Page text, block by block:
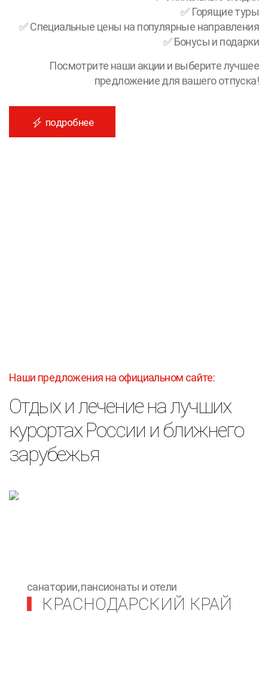
✅ Горящие туры
✅ Специальные цены на популярные направления
✅ Бонусы и подарки
Посмотрите наши акции и выберите лучшее
предложение для вашего отпуска!
подробнее
Наши предложения на официальном сайте:
Отдых и лечение на лучших
курортах России и ближнего
зарубежья
санатории
санатории, пансионаты и отели
КРАСНОДАРСКИЙ КРАЙ